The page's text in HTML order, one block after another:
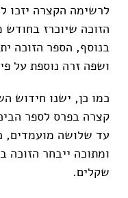
בנוסף, הספר הזוכה
ושפה זרה נוספת על
כמו כן, ישנו חידוש
קצרה בפרס לספר
שקלים.